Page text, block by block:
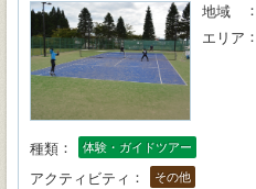
地域
エリア
種類 体験・ガイドツアー
アクティビティ その他